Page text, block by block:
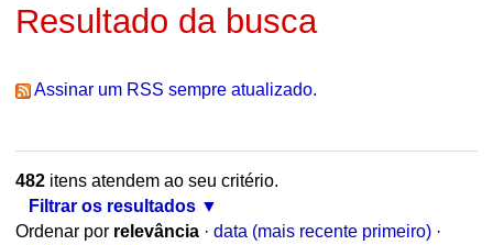
Resultado da busca
Assinar um RSS sempre atualizado.
482itens atendem ao seu critério.
Filtrar os resultados
Ordenar por relevância · data (mais recente primeiro) ·